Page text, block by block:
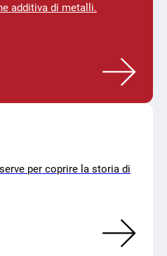
additiva di metalli.
per coprire la storia di